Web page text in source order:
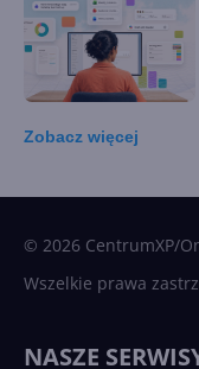
Zobacz więcej
© 2026 CentrumXP/
Wszelkie prawa
NASZE